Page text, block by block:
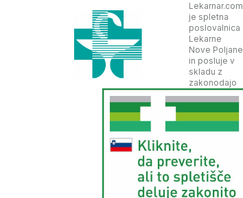
Lekarnar.com
je spletna
poslovalnica
Lekarne
Nove Poljane
in posluje v
skladu z
zakonodajo